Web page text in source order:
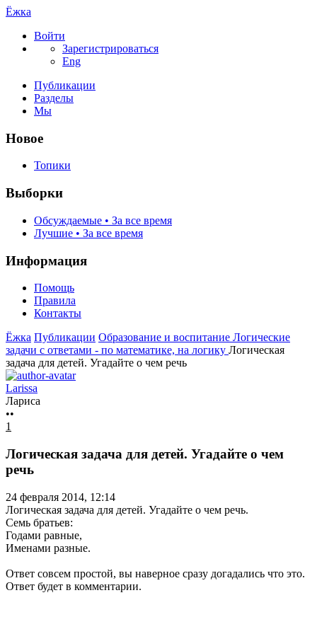
Ёжка
Войти
Зарегистрироваться
Eng
Публикации
Разделы
Мы
Новое
Топики
Выборки
Обсуждаемые • За все время
Лучшие • За все время
Информация
Помощь
Правила
Контакты
Ёжка Публикации Образование и воспитание Логические
задачи с ответами - по математике, на логику Логическая
задача для детей. Угадайте о чем речь
Larissa
Лариса
••
1
Логическая задача для детей. Угадайте о чем
речь
24 февраля 2014, 12:14
Логическая задача для детей. Угадайте о чем речь.
Семь братьев:
Годами равные,
Именами разные.
Ответ совсем простой, вы наверное сразу догадались что это.
Ответ будет в комментарии.